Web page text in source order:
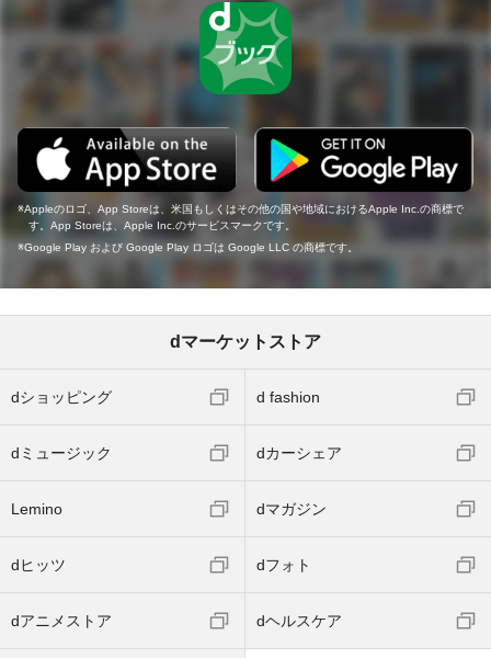
Appleのロゴ、App Storeは、米国もしくはその他の国や地域におけるApple Inc.の商標で
す。App Storeは、Apple Inc.のサービスマークです。
Google Play および Google Play ロゴは Google LLC の商標です。
dマーケットストア
dショッピング d fashion
dミュージック dカーシェア
Lemino dマガジン
dヒッツ dフォト
dアニメストア dヘルスケア